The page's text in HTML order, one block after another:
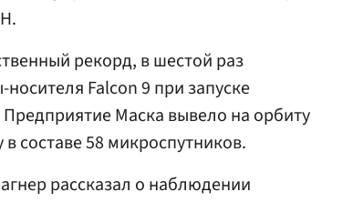
рекорд, в шестой раз
Falcon 9 при запуске
Маска вывело на орбиту
составе 58 микроспутников.
рассказал о наблюдении